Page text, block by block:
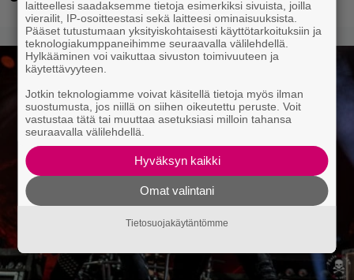
laitteellesi saadaksemme tietoja esimerkiksi sivuista, joilla
vierailit, IP-osoitteestasi sekä laitteesi ominaisuuksista.
Pääset tutustumaan yksityiskohtaisesti käyttötarkoituksiin ja
teknologiakumppaneihimme seuraavalla välilehdellä.
Hylkääminen voi vaikuttaa sivuston toimivuuteen ja
käytettävyyteen.
Jotkin teknologiamme voivat käsitellä tietoja myös ilman
suostumusta, jos niillä on siihen oikeutettu peruste. Voit
vastustaa tätä tai muuttaa asetuksiasi milloin tahansa
seuraavalla välilehdellä.
Hyväksyn kaikki
Omat valintani
Tietosuojakäytäntömme